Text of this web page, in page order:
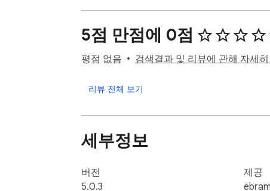
5점 만점에 0점
평점 없음 검색결과 및 리뷰에 관해 자세히
리뷰 전체 보기
세부정보
버전
5.0.3
제공